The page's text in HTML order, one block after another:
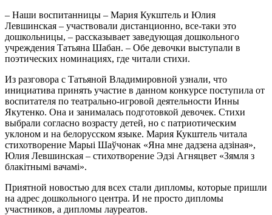
– Наши воспитанницы – Мария Кукштель и Юлия
Левшинская – участвовали дистанционно, все-таки это
дошкольницы, – рассказывает заведующая дошкольного
учреждения Татьяна Шабан. – Обе девочки выступали в
поэтических номинациях, где читали стихи.
Из разговора с Татьяной Владимировной узнали, что
инициатива принять участие в данном конкурсе поступила от
воспитателя по театрально-игровой деятельности Инны
Якутенко. Она и занималась подготовкой девочек. Стихи
выбрали согласно возрасту детей, но с патриотическим
уклоном и на белорусском языке. Мария Кукштель читала
стихотворение Марыі Шаўчонак «Яна мне дадзена адзiная»,
Юлия Левшинская – стихотворение Эдзi Агняцвет «Зямля з
блакiтнымi вачамi».
Приятной новостью для всех стали дипломы, которые пришли
на адрес дошкольного центра. И не просто дипломы
участников, а дипломы лауреатов.